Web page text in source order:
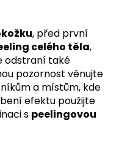
, před první
celého těla,
odstraní také
pozornost věnujte
a místům, kde
efektu použijte
s peelingovou